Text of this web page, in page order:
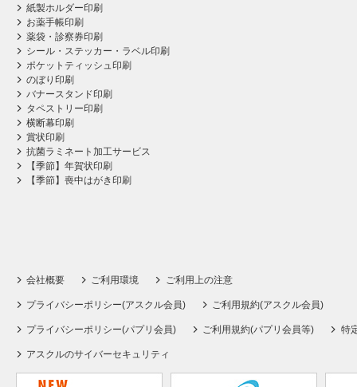
紙製ホルダー印刷
お薬手帳印刷
薬袋・診察券印刷
シール・ステッカー・ラベル印刷
ポケットティッシュ印刷
のぼり印刷
バナースタンド印刷
タペストリー印刷
横断幕印刷
賞状印刷
抗菌ラミネート加工サービス
【季節】年賀状印刷
【季節】喪中はがき印刷
会社概要 ご利用環境 ご利用上の注意
プライバシーポリシー(アスクル会員) ご利用規約(アスクル会員)
プライバシーポリシー(パプリ会員) ご利用規約(パプリ会員等) 特
アスクルのサイバーセキュリティ